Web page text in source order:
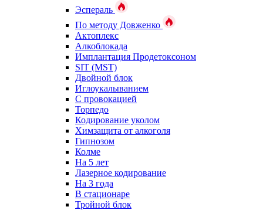
Эспераль
По методу Довженко
Актоплекс
Алкоблокада
Имплантация Продетоксоном
SIT (MST)
Двойной блок
Иглоукалыванием
С провокацией
Торпедо
Кодирование уколом
Химзащита от алкоголя
Гипнозом
Колме
На 5 лет
Лазерное кодирование
На 3 года
В стационаре
Тройной блок